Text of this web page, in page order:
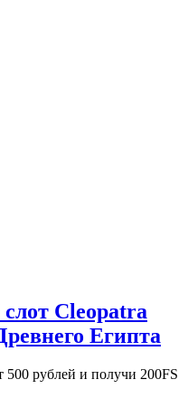
Cleopatra
Египта
рублей и получи 200FS